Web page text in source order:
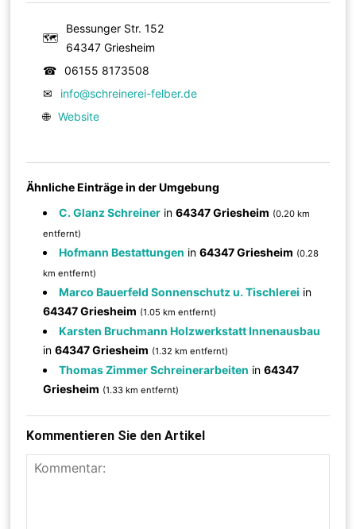
🗺
Bessunger Str. 152
64347 Griesheim
☎
06155 8173508
✉
info@schreinerei-felber.de
🌐 Website
Ähnliche Einträge in der Umgebung
C. Glanz Schreiner in64347 Griesheim (0.20 km
entfernt)
Hofmann Bestattungen in64347 Griesheim (0.28
km entfernt)
Marco Bauerfeld Sonnenschutz u. Tischlerei in
64347 Griesheim (1.05 km entfernt)
Karsten Bruchmann Holzwerkstatt Innenausbau
in64347 Griesheim (1.32 km entfernt)
Thomas Zimmer Schreinerarbeiten in64347
Griesheim (1.33 km entfernt)
Kommentieren Sie den Artikel